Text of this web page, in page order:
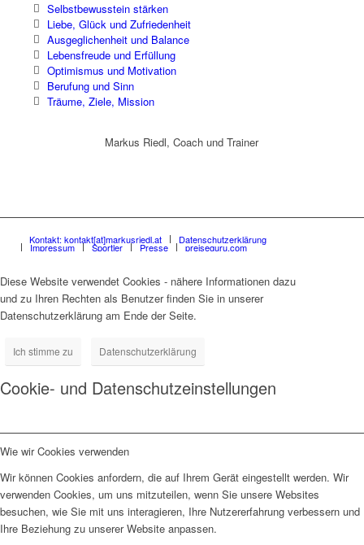
Selbstbewusstein stärken
Liebe, Glück und Zufriedenheit
Ausgeglichenheit und Balance
Lebensfreude und Erfüllung
Optimismus und Motivation
Berufung und Sinn
Träume, Ziele, Mission
Markus Riedl, Coach und Trainer
Kontakt: kontakt[at]markusriedl.at Datenschutzerklärung
Impressum Sportler Presse preiseguru.com
Diese Website verwendet Cookies - nähere Informationen dazu
und zu Ihren Rechten als Benutzer finden Sie in unserer
Datenschutzerklärung am Ende der Seite.
Ich stimme zu Datenschutzerklärung
Cookie- und Datenschutzeinstellungen
Wie wir Cookies verwenden
Wir können Cookies anfordern, die auf Ihrem Gerät eingestellt werden. Wir
verwenden Cookies, um uns mitzuteilen, wenn Sie unsere Websites
besuchen, wie Sie mit uns interagieren, Ihre Nutzererfahrung verbessern und
Ihre Beziehung zu unserer Website anpassen.